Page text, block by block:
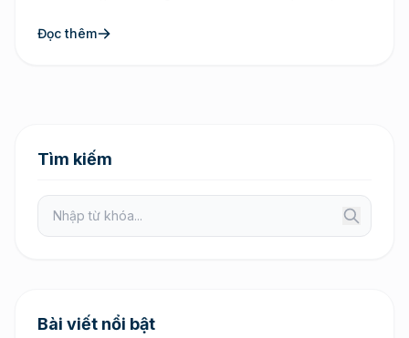
cập tới website. Nếu như bạn đang sử dụng mã nguồn
Đọc thêm
Tìm kiếm
Bài viết nổi bật